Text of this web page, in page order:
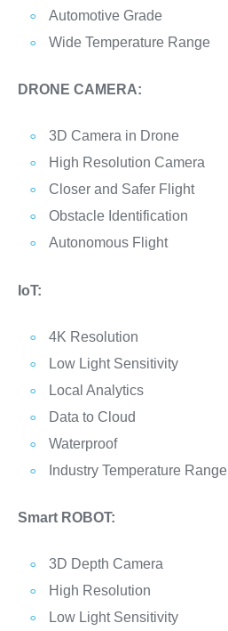
Automotive Grade
Wide Temperature Range
DRONE CAMERA:
3D Camera in Drone
High Resolution Camera
Closer and Safer Flight
Obstacle Identification
Autonomous Flight
IoT:
4K Resolution
Low Light Sensitivity
Local Analytics
Data to Cloud
Waterproof
Industry Temperature Range
Smart ROBOT:
3D Depth Camera
High Resolution
Low Light Sensitivity